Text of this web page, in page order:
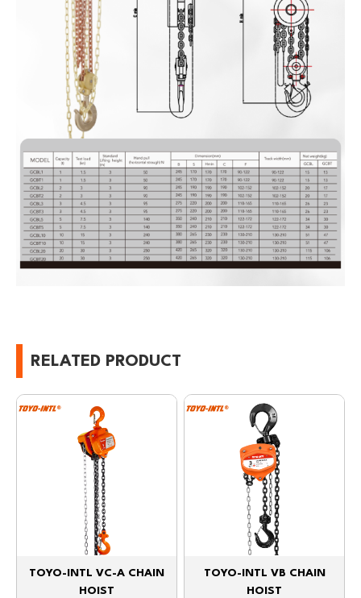
RELATED PRODUCT
TOYO-INTL VC-A CHAIN
HOIST
TOYO-INTL VB CHAIN
HOIST